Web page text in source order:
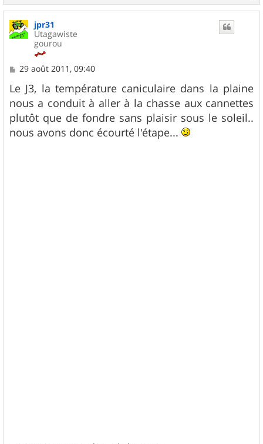
a
jpr31
Utagawiste
gourou
M
s
s
a
g
e
29 août 2011, 09:40
Le J3, la température caniculaire dans la plaine
nous a conduit à aller à la chasse aux cannettes
plutôt que de fondre sans plaisir sous le soleil..
nous avons donc écourté l'étape...